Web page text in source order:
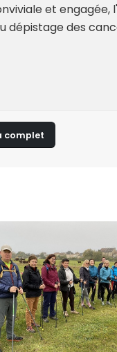
et
dépistage des
complet